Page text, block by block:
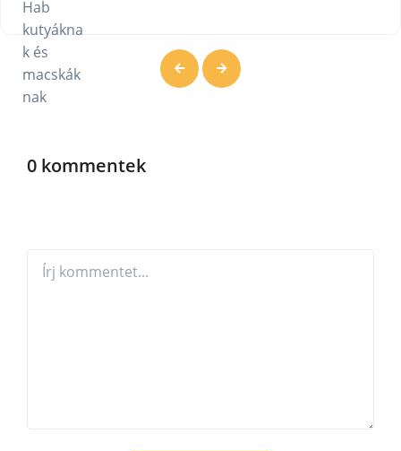
0 kommentek